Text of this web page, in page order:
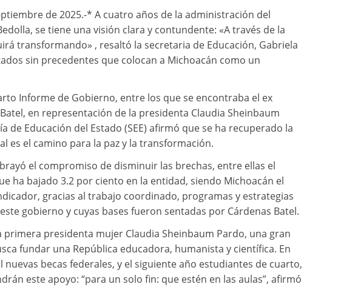
de 2025.-* A cuatro años de la administración del
se tiene una visión clara y contundente: «A través de la
transformando» , resaltó la secretaria de Educación, Gabriela
sin precedentes que colocan a Michoacán como un
Informe de Gobierno, entre los que se encontraba el ex
en representación de la presidenta Claudia Sheinbaum
de Educación del Estado (SEE) afirmó que se ha recuperado la
es el camino para la paz y la transformación.
el compromiso de disminuir las brechas, entre ellas el
ha bajado 3.2 por ciento en la entidad, siendo Michoacán el
gracias al trabajo coordinado, programas y estrategias
gobierno y cuyas bases fueron sentadas por Cárdenas Batel.
primera presidenta mujer Claudia Sheinbaum Pardo, una gran
fundar una República educadora, humanista y científica. En
nuevas becas federales, y el siguiente año estudiantes de cuarto,
este apoyo: “para un solo fin: que estén en las aulas”, afirmó